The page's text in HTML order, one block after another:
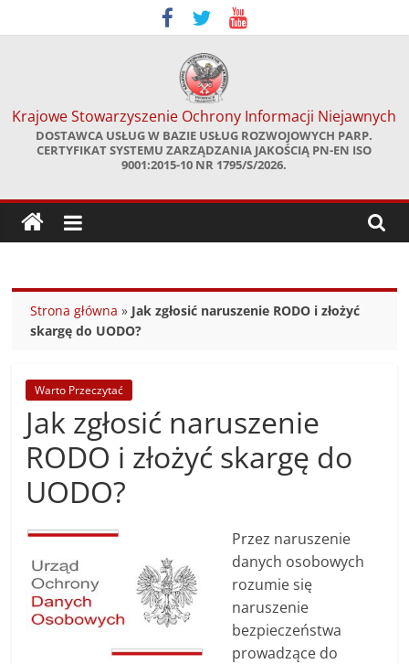
to
Krajowe Stowarzyszenie Ochrony Informacji Niejawnych
DOSTAWCA USŁUG W BAZIE USŁUG ROZWOJOWYCH PARP.
CERTYFIKAT SYSTEMU ZARZĄDZANIA JAKOŚCIĄ PN-EN ISO
9001:2015-10 NR 1795/S/2026.
Strona główna » Jak zgłosić naruszenie RODO i złożyć
skargę do UODO?
Warto Przeczytać
Jak zgłosić naruszenie
RODO i złożyć skargę do
UODO?
Przez naruszenie
danych osobowych
rozumie się
naruszenie
bezpieczeństwa
prowadzące do